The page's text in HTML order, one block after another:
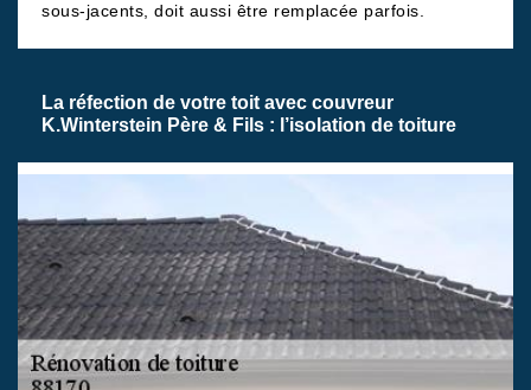
sous-jacents, doit aussi être remplacée parfois.
La réfection de votre toit avec couvreur
K.Winterstein Père & Fils : l’isolation de toiture